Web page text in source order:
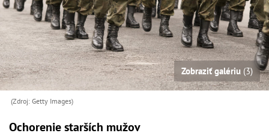
Zobraziť galériu (3)
(Zdroj: Getty Images)
Ochorenie starších mužov